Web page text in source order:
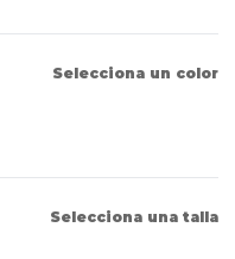
Selecciona un color
Selecciona una talla